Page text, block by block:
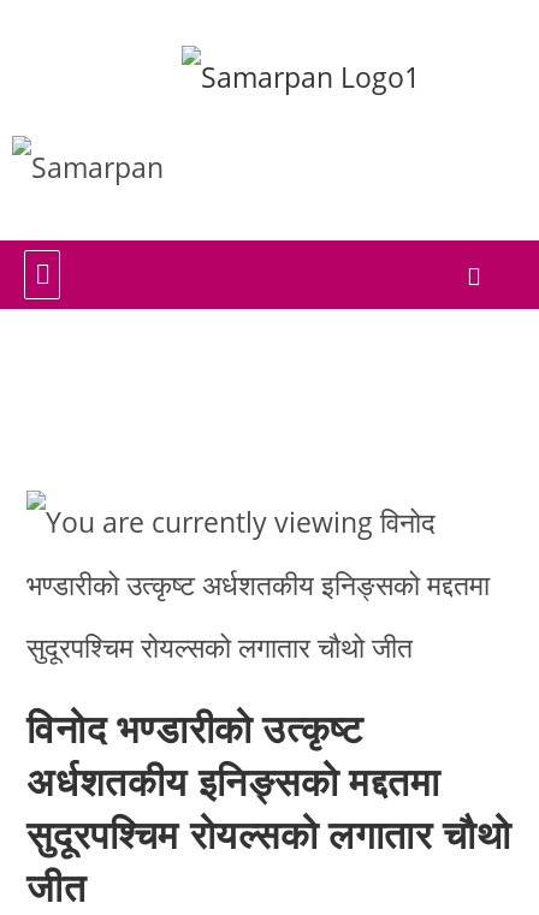
विनोद भण्डारीको उत्कृष्ट
अर्धशतकीय इनिङ्सको मद्दतमा
सुदूरपश्चिम रोयल्सको लगातार चौथो
जीत